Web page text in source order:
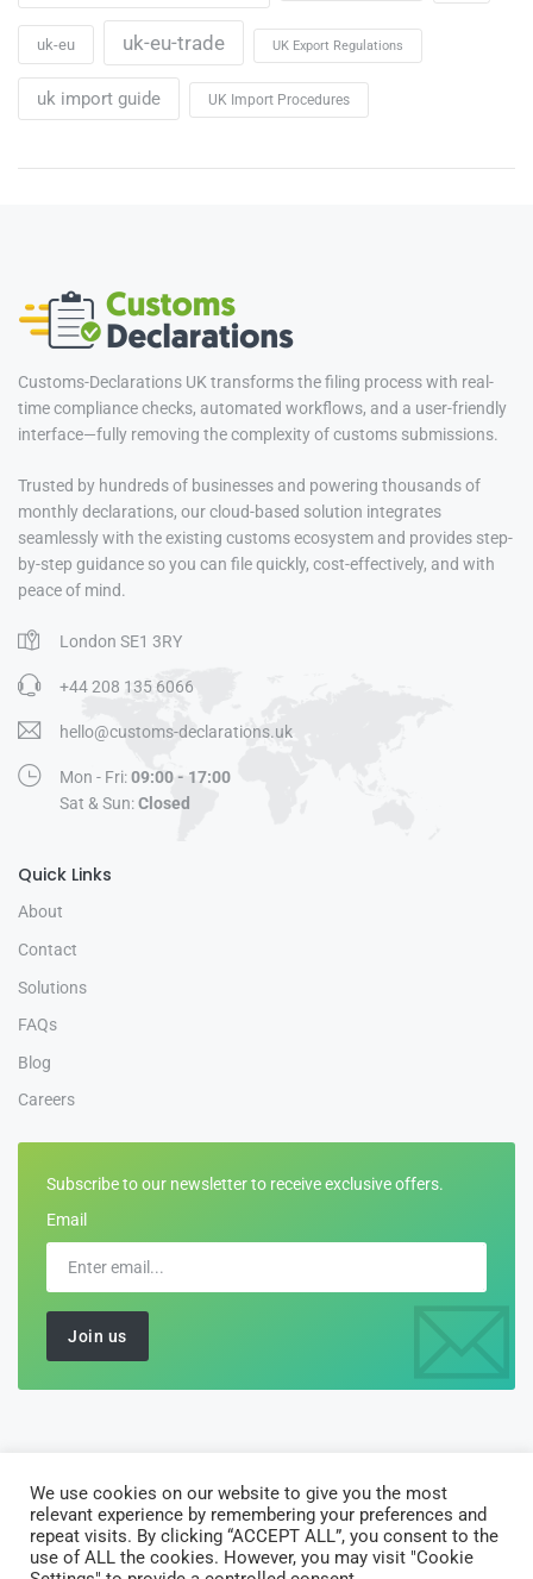
uk-eu uk-eu-trade UK Export Regulations
uk import guide UK Import Procedures
Customs-Declarations UK transforms the filing process with real-
time compliance checks, automated workflows, and a user-friendly
interface—fully removing the complexity of customs submissions.
Trusted by hundreds of businesses and powering thousands of
monthly declarations, our cloud-based solution integrates
seamlessly with the existing customs ecosystem and provides step-
by-step guidance so you can file quickly, cost-effectively, and with
peace of mind.
London SE1 3RY
+44 208 135 6066
hello@customs-declarations.uk
Mon - Fri:09:00 - 17:00
Sat & Sun:Closed
Quick Links
About
Contact
Solutions
FAQs
Blog
Careers
Subscribe to our newsletter to receive exclusive offers.
Email
©2026 All Rights Reserved byCustoms-Declarations
AJ Software Solutions Limited is registered in England and Wales
with company number 10135122. Registered office: 10 Vintry
We use cookies on our website to give you the most
relevant experience by remembering your preferences and
repeat visits. By clicking “ACCEPT ALL”, you consent to the
use of ALL the cookies. However, you may visit "Cookie